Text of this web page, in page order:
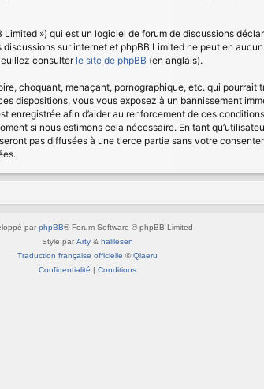
») qui est un logiciel de forum de discussions
sur internet et phpBB Limited ne peut en
consulter le site de phpBB (en anglais).
choquant, menaçant, pornographique, etc. qui
dispositions, vous vous exposez à un bannissement
enregistrée afin d’aider au renforcement de ces
si nous estimons cela nécessaire. En tant
pas diffusées à une tierce partie sans votre
par phpBB® Forum Software © phpBB Limited
Style par Arty & halilesen
Traduction française officielle ©Qiaeru
Confidentialité | Conditions